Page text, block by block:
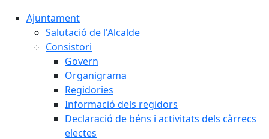
Ajuntament
Salutació de l'Alcalde
Consistori
Govern
Organigrama
Regidories
Informació dels regidors
Declaració de béns i activitats dels càrrecs
electes